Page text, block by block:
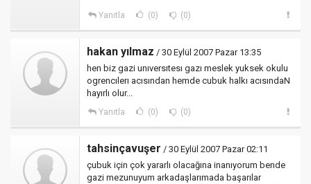
Yanıtla (0) (0)
hakan yılmaz / 30 Eylül 2007 Pazar 13:35
hen biz gazi unıversıtesı gazı meslek yuksek okulu
ogrencılerı acısından hemde cubuk halkı acısındaN
hayırlı olur...
Yanıtla (0) (0)
tahsinçavuşer / 30 Eylül 2007 Pazar 02:11
çubuk için çok yararlı olacağına inanıyorum bende
gazi mezunuyum arkadaşlarımada başarılar